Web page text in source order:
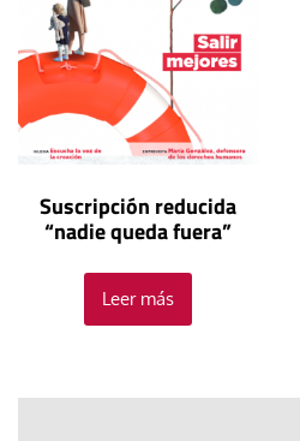
Suscripción reducida
“nadie queda fuera”
Leer más